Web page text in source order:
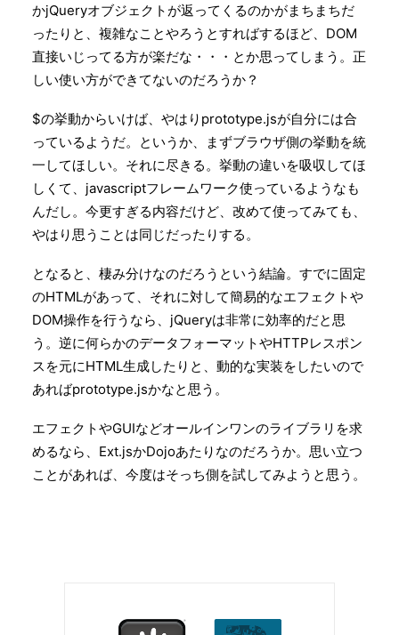
かjQueryオブジェクトが返ってくるのかがまちまちだ
ったりと、複雑なことやろうとすればするほど、DOM
直接いじってる方が楽だな・・・とか思ってしまう。正
しい使い方ができてないのだろうか？
$の挙動からいけば、やはりprototype.jsが自分には合
っているようだ。というか、まずブラウザ側の挙動を統
一してほしい。それに尽きる。挙動の違いを吸収してほ
しくて、javascriptフレームワーク使っているようなも
んだし。今更すぎる内容だけど、改めて使ってみても、
やはり思うことは同じだったりする。
となると、棲み分けなのだろうという結論。すでに固定
のHTMLがあって、それに対して簡易的なエフェクトや
DOM操作を行うなら、jQueryは非常に効率的だと思
う。逆に何らかのデータフォーマットやHTTPレスポン
スを元にHTML生成したりと、動的な実装をしたいので
あればprototype.jsかなと思う。
エフェクトやGUIなどオールインワンのライブラリを求
めるなら、Ext.jsかDojoあたりなのだろうか。思い立つ
ことがあれば、今度はそっち側を試してみようと思う。